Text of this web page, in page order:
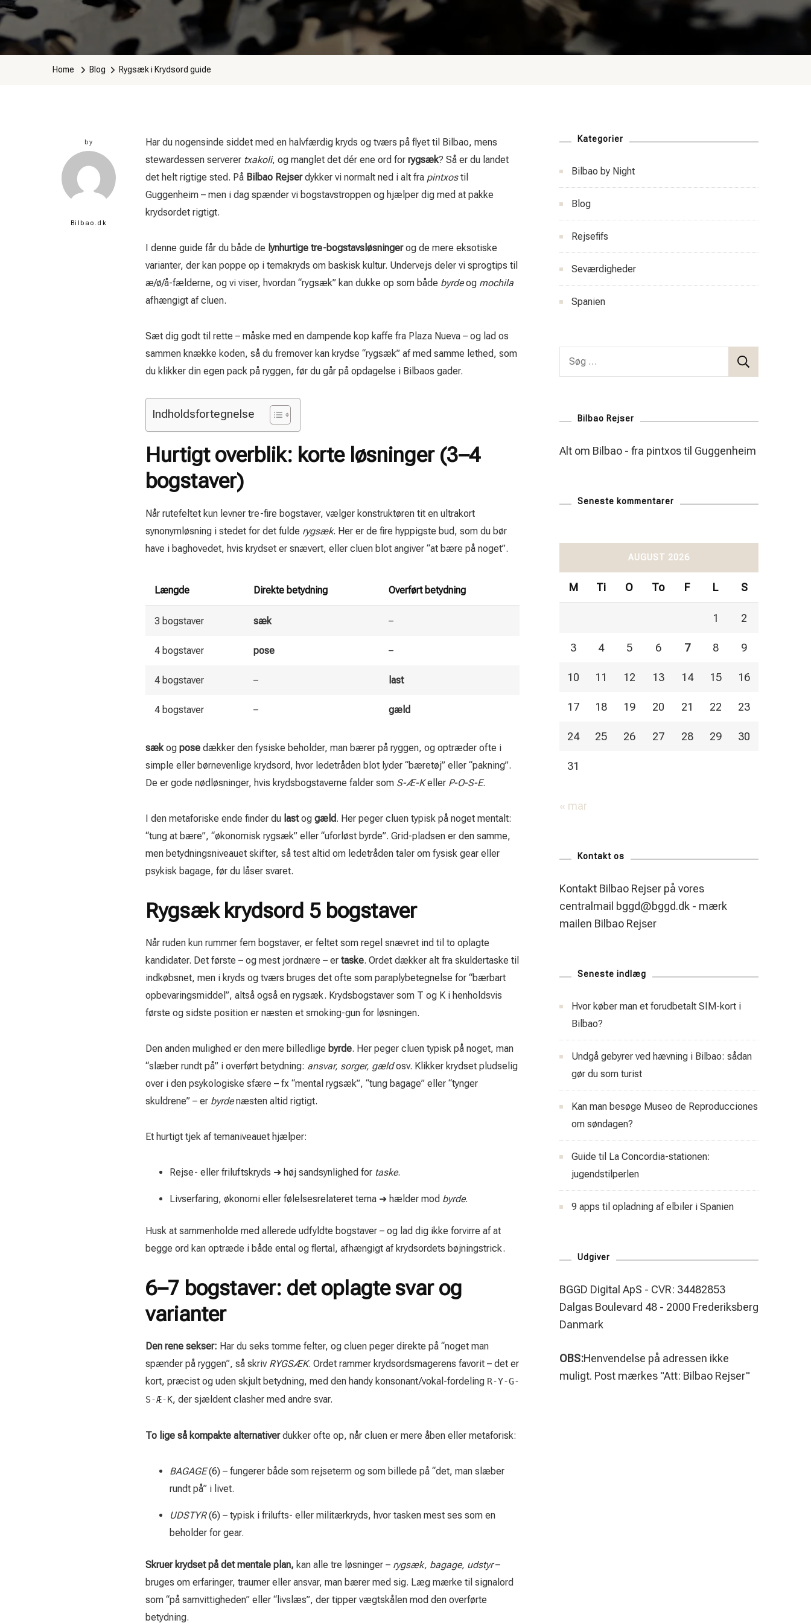
Home Blog Rygsæk i Krydsord guide
by
Bilbao.dk
Har du nogensinde siddet med en halvfærdig kryds og tværs på flyet til Bilbao, mens
stewardessen serverer txakoli, og manglet det dér ene ord for rygsæk? Så er du landet
det helt rigtige sted. På Bilbao Rejserdykker vi normalt ned i alt fra pintxostil
Guggenheim – men i dag spænder vi bogstavstroppen og hjælper dig med at pakke
krydsordet rigtigt.
I denne guide får du både de lynhurtige tre-bogstavsløsningerog de mere eksotiske
varianter, der kan poppe op i temakryds om baskisk kultur. Undervejs deler vi sprogtips til
æ/ø/å-fælderne, og vi viser, hvordan “rygsæk” kan dukke op som både byrdeog mochila
afhængigt af cluen.
Sæt dig godt til rette – måske med en dampende kop kaffe fra Plaza Nueva – og lad os
sammen knække koden, så du fremover kan krydse “rygsæk” af med samme lethed, som
du klikker din egen pack på ryggen, før du går på opdagelse i Bilbaos gader.
Indholdsfortegnelse
Hurtigt overblik: korte løsninger (3–4
bogstaver)
Når rutefeltet kun levner tre-fire bogstaver, vælger konstruktøren tit en ultrakort
synonymløsning i stedet for det fulde rygsæk. Her er de fire hyppigste bud, som du bør
have i baghovedet, hvis krydset er snævert, eller cluen blot angiver “at bære på noget”.
Længde Direkte betydning Overført betydning
3 bogstaver sæk –
4 bogstaver pose –
4 bogstaver – last
4 bogstaver – gæld
sæk og pose dækker den fysiske beholder, man bærer på ryggen, og optræder ofte i
simple eller børnevenlige krydsord, hvor ledetråden blot lyder “bæretøj” eller “pakning”.
De er gode nødløsninger, hvis krydsbogstaverne falder som S-Æ-Keller P-O-S-E.
I den metaforiske ende finder du lastog gæld. Her peger cluen typisk på noget mentalt:
“tung at bære”, “økonomisk rygsæk” eller “uforløst byrde”. Grid-pladsen er den samme,
men betydningsniveauet skifter, så test altid om ledetråden taler om fysisk gear eller
psykisk bagage, før du låser svaret.
Rygsæk krydsord 5 bogstaver
Når ruden kun rummer fem bogstaver, er feltet som regel snævret ind til to oplagte
kandidater. Det første – og mest jordnære – er taske. Ordet dækker alt fra skuldertaske til
indkøbsnet, men i kryds og tværs bruges det ofte som paraplybetegnelse for “bærbart
opbevaringsmiddel”, altså også en rygsæk. Krydsbogstaver som T og K i henholdsvis
første og sidste position er næsten et smoking-gun for løsningen.
Den anden mulighed er den mere billedlige byrde. Her peger cluen typisk på noget, man
“slæber rundt på” i overført betydning: ansvar, sorger, gældosv. Klikker krydset pludselig
over i den psykologiske sfære – fx “mental rygsæk”, “tung bagage” eller “tynger
skuldrene” – er byrdenæsten altid rigtigt.
Et hurtigt tjek af temaniveauet hjælper:
Rejse- eller friluftskryds ➜ høj sandsynlighed for taske.
Livserfaring, økonomi eller følelsesrelateret tema ➜ hælder mod byrde.
Husk at sammenholde med allerede udfyldte bogstaver – og lad dig ikke forvirre af at
begge ord kan optræde i både ental og flertal, afhængigt af krydsordets bøjningstrick.
6–7 bogstaver: det oplagte svar og
varianter
Den rene sekser: Har du seks tomme felter, og cluen peger direkte på “noget man
spænder på ryggen”, så skriv RYGSÆK. Ordet rammer krydsordsmagerens favorit – det er
kort, præcist og uden skjult betydning, med den handy konsonant/vokal-fordeling R-Y-G-
S-Æ-K, der sjældent clasher med andre svar.
To lige så kompakte alternativerdukker ofte op, når cluen er mere åben eller metaforisk:
BAGAGE(6) – fungerer både som rejseterm og som billede på “det, man slæber
rundt på” i livet.
UDSTYR(6) – typisk i frilufts- eller militærkryds, hvor tasken mest ses som en
beholder for gear.
Skruer krydset på det mentale plan, kan alle tre løsninger – rygsæk, bagage, udstyr–
bruges om erfaringer, traumer eller ansvar, man bærer med sig. Læg mærke til signalord
som “på samvittigheden” eller “livslæs”, der tipper vægtskålen mod den overførte
betydning.
Kategorier
Bilbao by Night
Blog
Rejsefifs
Seværdigheder
Spanien
Søg
Bilbao Rejser
Alt om Bilbao - fra pintxos til Guggenheim
Seneste kommentarer
AUGUST 2026
M Ti O To F L S
1 2
3 4 5 6 7 8 9
10 11 12 13 14 15 16
17 18 19 20 21 22 23
24 25 26 27 28 29 30
31
« mar
Kontakt os
Kontakt Bilbao Rejser på vores
centralmail bggd@bggd.dk - mærk
mailen Bilbao Rejser
Seneste indlæg
Hvor køber man et forudbetalt SIM-kort i
Bilbao?
Undgå gebyrer ved hævning i Bilbao: sådan
gør du som turist
Kan man besøge Museo de Reproducciones
om søndagen?
Guide til La Concordia-stationen:
jugendstilperlen
9 apps til opladning af elbiler i Spanien
Udgiver
BGGD Digital ApS - CVR: 34482853
Dalgas Boulevard 48 - 2000 Frederiksberg
Danmark
OBS:Henvendelse på adressen ikke
muligt. Post mærkes "Att: Bilbao Rejser"